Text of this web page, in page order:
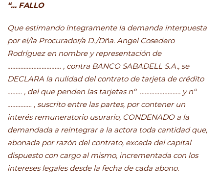
“… FALLO
Que estimando íntegramente la demanda interpuesta
por el/la Procurador/a D./Dña. Angel Cosedero
Rodríguez en nombre y representación de
…………………………… , contra BANCO SABADELL S.A., se
DECLARA la nulidad del contrato de tarjeta de crédito
……… , del que penden las tarjetas nº ……………………. y nº
…………… , suscrito entre las partes, por contener un
interés remuneratorio usurario, CONDENADO a la
demandada a reintegrar a la actora toda cantidad que,
abonada por razón del contrato, exceda del capital
dispuesto con cargo al mismo, incrementada con los
intereses legales desde la fecha de cada abono.